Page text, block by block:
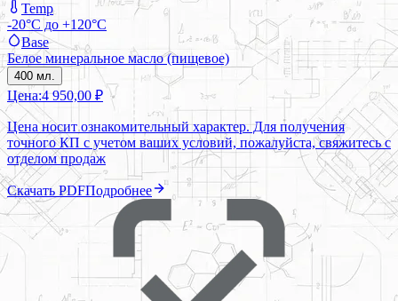
Temp
-20°C до +120°C
Base
Белое минеральное масло (пищевое)
400 мл.
Цена:4 950,00 ₽
Цена носит ознакомительный характер. Для получения
точного КП с учетом ваших условий, пожалуйста, свяжитесь с
отделом продаж
Скачать PDFПодробнее